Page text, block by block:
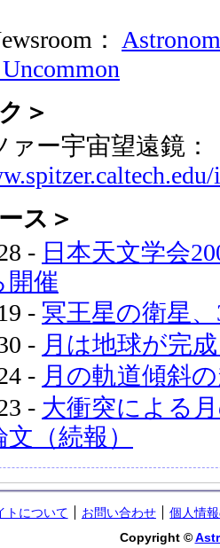
：
＞
ァー宇宙望遠鏡：
ス＞
- 日本天文学会
開催
- 冥王星の衛星
- 月は地球が完
- 月の軌道傾斜
- 大衝突による
（続報）
トについて お問い合わせ
個人情
Copyright ©